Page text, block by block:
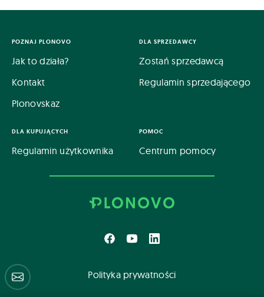
POZNAJ PLONOVO
Jak to działa?
Kontakt
Plonovskaz
DLA SPRZEDAWCY
Zostań sprzedawcą
Regulamin sprzedającego
DLA KUPUJĄCYCH
Regulamin użytkownika
POMOC
Centrum pomocy
Polityka prywatności
Centrum pomocy